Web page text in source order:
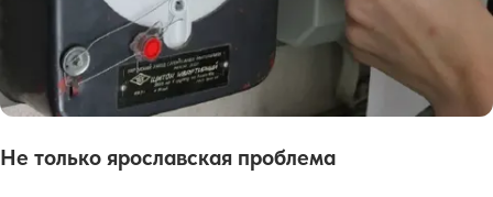
Не только ярославская проблема